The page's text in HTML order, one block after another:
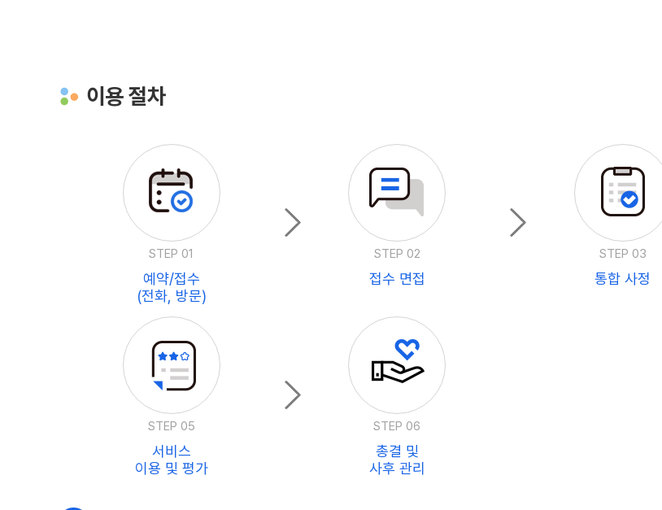
이용 절차
STEP 01
예약/접수
(전화, 방문)
STEP 02
접수 면접
STEP 03
통합 사정
STEP 05
서비스
이용 및 평가
STEP 06
총결 및
사후 관리